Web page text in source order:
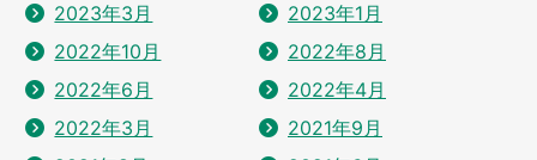
2023年3月
2023年1月
2022年10月
2022年8月
2022年6月
2022年4月
2022年3月
2021年9月